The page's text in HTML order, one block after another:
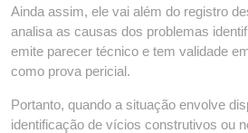
Ainda assim, ele vai além do registro
analisa as causas dos problemas
emite parecer técnico e tem validade
como prova pericial.
Portanto, quando a situação envolve
identificação de vícios construtivos ou